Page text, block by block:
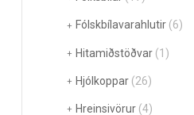
Fólskbílavarahlutir (6)
Hitamiðstöðvar (1)
Hjólkoppar (26)
Hreinsivörur (4)